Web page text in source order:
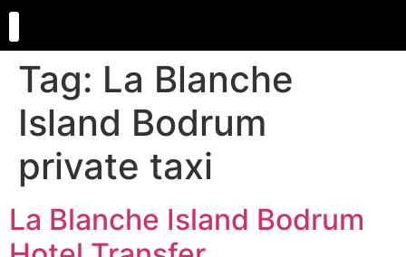
Tag: La Blanche
Island Bodrum
private taxi
La Blanche Island Bodrum